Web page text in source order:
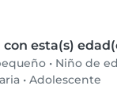
esta(s)
• Niño de
• Adolescente